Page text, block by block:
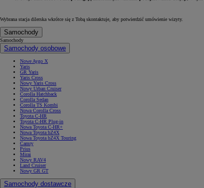
Wybrana stacja dilerska wkrótce się z Tobą skontaktuje, aby potwierdzić umówienie wizyty.
Samochody
Samochody
Samochody osobowe
Nowe Aygo X
Yaris
GR Yaris
Yaris Cross
Nowy Yaris Cross
Nowy Urban Cruiser
Corolla Hatchback
Corolla Sedan
Corolla TS Kombi
Nowa Corolla Cross
Toyota C-HR
Toyota C-HR Plug-in
Nowa Toyota C-HR+
Nowa Toyota bZ4X
Nowa Toyota bZ4X Touring
Camry
Prius
Mirai
Nowy RAV4
Land Cruiser
Nowy GR GT
Samochody dostawcze